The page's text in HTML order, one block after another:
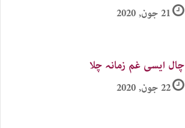
21 جون, 2020
چال ایسی غم زمانہ چلا
22 جون, 2020